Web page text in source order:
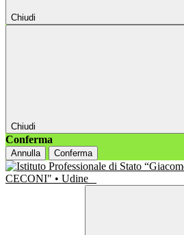
Chiudi
Chiudi
Conferma
Annulla Conferma
CECONI" • Udine